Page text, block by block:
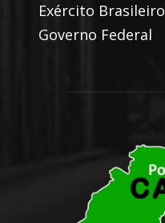
Exército Brasileiro
Governo Federal